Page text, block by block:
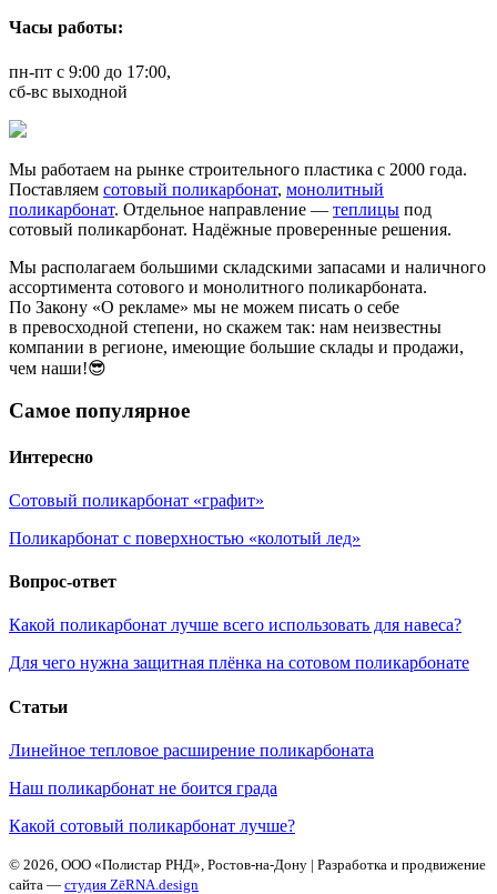
Часы работы:
пн-пт с 9:00 до 17:00,
сб-вс выходной
Мы работаем на рынке строительного пластика с 2000 года.
Поставляем сотовый поликарбонат, монолитный
поликарбонат. Отдельное направление — теплицы под
сотовый поликарбонат. Надёжные проверенные решения.
Мы располагаем большими складскими запасами и наличного
ассортимента сотового и монолитного поликарбоната.
По Закону «О рекламе» мы не можем писать о себе
в превосходной степени, но скажем так: нам неизвестны
компании в регионе, имеющие большие склады и продажи,
чем наши!😎
Самое популярное
Интересно
Сотовый поликарбонат «графит»
Поликарбонат с поверхностью «колотый лед»
Вопрос-ответ
Какой поликарбонат лучше всего использовать для навеса?
Для чего нужна защитная плёнка на сотовом поликарбонате
Статьи
Линейное тепловое расширение поликарбоната
Наш поликарбонат не боится града
Какой сотовый поликарбонат лучше?
© 2026, ООО «Полистар РНД», Ростов-на-Дону | Разработка и продвижение
сайта — студия ZēRNA.design